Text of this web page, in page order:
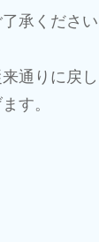
承くださ
通りに戻し
す。